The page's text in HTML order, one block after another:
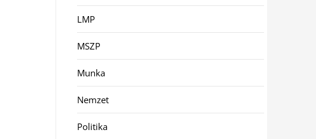
LMP
MSZP
Munka
Nemzet
Politika